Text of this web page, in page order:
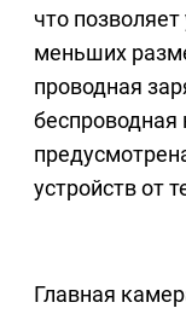
что
меньших
проводная
беспроводная
устройств от
Главная